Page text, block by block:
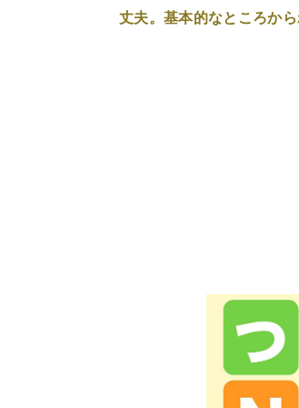
丈夫。基本的なところか